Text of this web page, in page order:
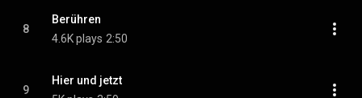
8
Berühren
4.6K plays 2:50
9
Hier und jetzt